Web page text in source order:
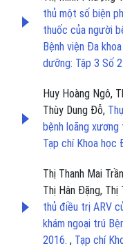
thủ một số biện
thuốc của người
Bệnh viện Đa
dưỡng: Tập 3 Số
Huy Hoàng Ngô,
Thùy Dung Đỗ,
bệnh loãng
Tạp chí Khoa học
Thị Thanh Mai
Thị Hân Đặng, Thị
thủ điều trị ARV
khám ngoại trú
2016. , Tạp chí